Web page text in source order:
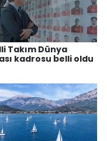
Takım Dünya
kadrosu belli oldu